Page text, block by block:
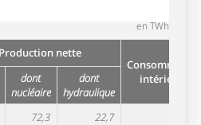
en TWh
Production nette
intérieure
dont
nucléaire
dont
hydraulique
72,3 22,7